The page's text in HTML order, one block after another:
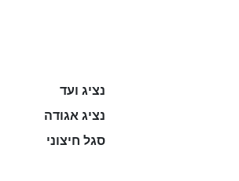
נציג ועד
נציג אגודה
סגל חיצוני